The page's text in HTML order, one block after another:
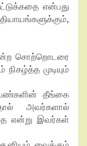
என்பது
என்ற சொற்றொடரை
முடியும்
பெண்களின் தீங்கை
அவர்களால்
என்று இவர்கள்